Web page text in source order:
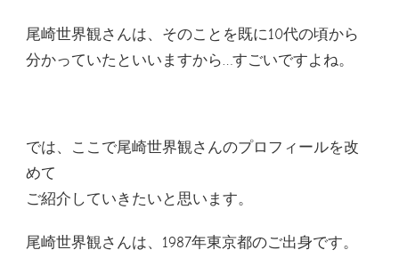
尾崎世界観さんは、そのことを既に10代の頃から
分かっていたといいますから…すごいですよね。
では、ここで尾崎世界観さんのプロフィールを改
めて
ご紹介していきたいと思います。
尾崎世界観さんは、1987年東京都のご出身です。